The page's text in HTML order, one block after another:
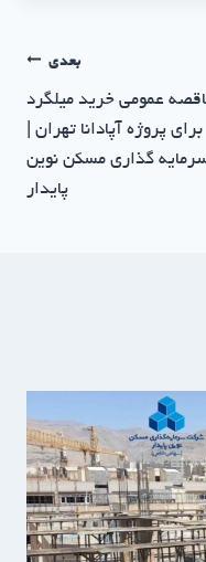
بعدی
عمومی خرید میلگرد
برای پروژه آپادانا تهران |
گذاری مسکن نوین
پایدار